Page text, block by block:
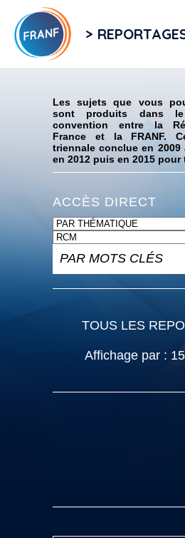
>
Les sujets que vous
sont produits dans
convention entre la
France et la FRANF.
triennale conclue en 2009
en 2012 puis en 2015 pour
ACCÈS DIRECT
TOUS LES
Affichage par : 15